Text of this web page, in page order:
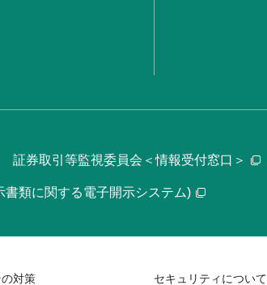
証券取引等監視委員会＜情報受付窓口＞
類に関する電子開示システム)
対策 セキュリティについて